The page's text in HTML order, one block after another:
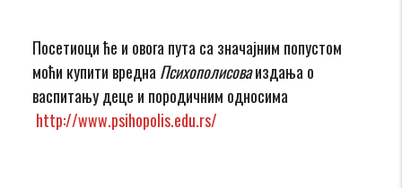
Посетиоци ће и овога пута са значајним попустом
моћи купити вредна Психополисоваиздања о
васпитању деце и породичним односима
http://www.psihopolis.edu.rs/